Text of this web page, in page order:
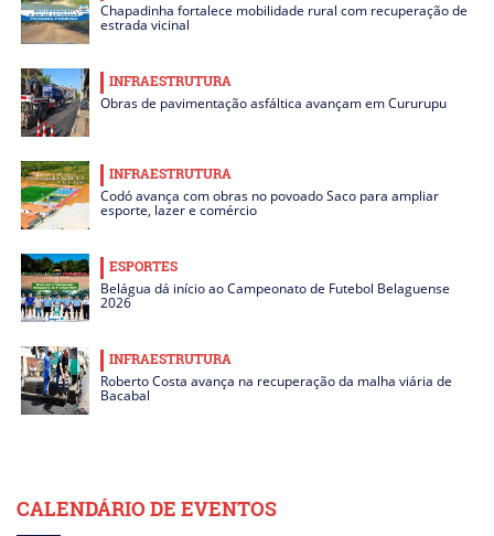
Chapadinha fortalece mobilidade rural com recuperação de
estrada vicinal
INFRAESTRUTURA
Obras de pavimentação asfáltica avançam em Cururupu
INFRAESTRUTURA
Codó avança com obras no povoado Saco para ampliar
esporte, lazer e comércio
ESPORTES
Belágua dá início ao Campeonato de Futebol Belaguense
2026
INFRAESTRUTURA
Roberto Costa avança na recuperação da malha viária de
Bacabal
CALENDÁRIO DE EVENTOS